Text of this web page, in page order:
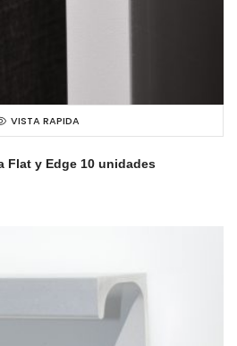
VISTA RAPIDA
Flat y Edge 10 unidades